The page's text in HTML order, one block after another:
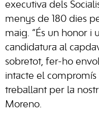
executiva dels
menys de 180 dies
maig. “És un honor i
candidatura al
sobretot, fer-ho
intacte el compromís
treballant per la
Moreno.